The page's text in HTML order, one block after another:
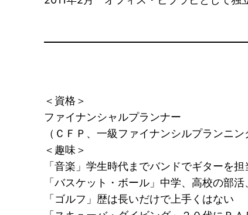
＜資格＞
ファイナンシャルプランナー
（ＣＦＰ、一級ファイナンシルプランニン
＜趣味＞
「音楽」学生時代までバンドでギターを
「バスケット・ボール」中学、高校の部
「ゴルフ」歴は長いだけで上手くはない